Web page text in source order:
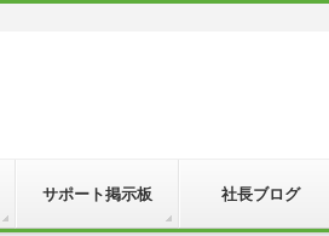
サポート掲示板 社長ブログ